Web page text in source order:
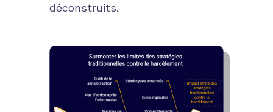
déconstruits.